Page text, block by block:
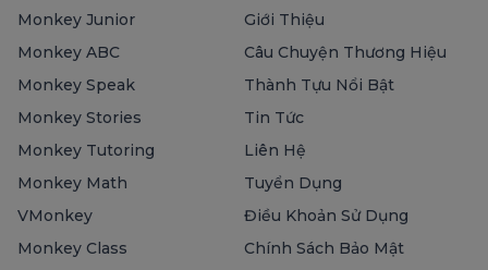
Monkey Junior
Monkey ABC
Monkey Speak
Monkey Stories
Monkey Tutoring
Monkey Math
VMonkey
Monkey Class
Giới Thiệu
Câu Chuyện Thương Hiệu
Thành Tựu Nổi Bật
Tin Tức
Liên Hệ
Tuyển Dụng
Điều Khoản Sử Dụng
Chính Sách Bảo Mật